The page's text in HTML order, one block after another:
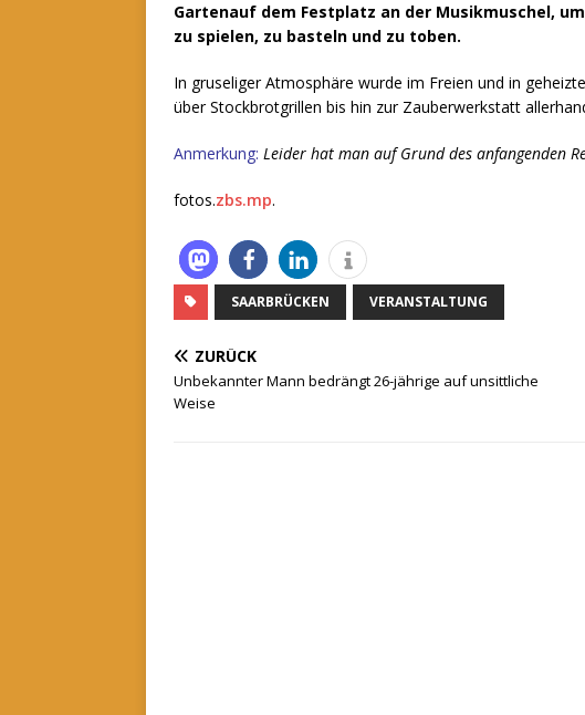
Gartenauf dem Festplatz an der Musikmuschel,
zu spielen, zu basteln und zu toben.
In gruseliger Atmosphäre wurde im Freien und in
über Stockbrotgrillen bis hin zur Zauberwerkstatt
Anmerkung: Leider hat man auf Grund des anfangenden
fotos.zbs.mp.
SAARBRÜCKEN VERANSTALTUNG
ZURÜCK
Unbekannter Mann bedrängt 26-jährige auf unsittliche
Weise